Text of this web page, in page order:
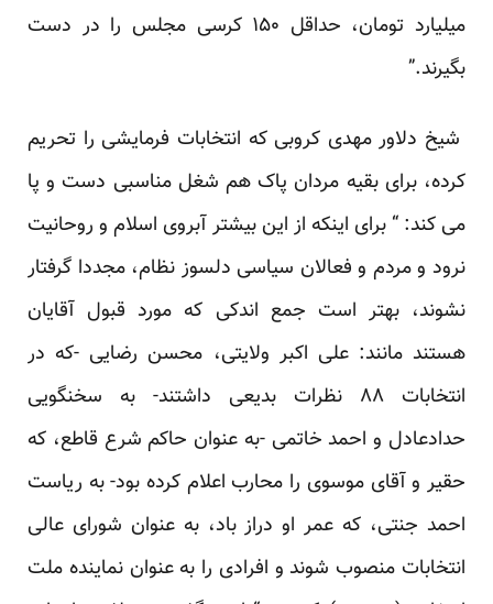
میلیارد تومان، حداقل ۱۵۰ کرسی مجلس را در دست
بگیرند.”
شیخ دلاور مهدی کروبی که انتخابات فرمایشی را تحریم
کرده، برای بقیه مردان پاک هم شغل مناسبی دست و پا
می کند: “ برای اینکه از این بیشتر آبروی اسلام و روحانیت
نرود و مردم و فعالان سیاسی دلسوز نظام، مجددا گرفتار
نشوند، بهتر است جمع اندکی که مورد قبول آقایان
هستند مانند: علی اکبر ولایتی، محسن رضایی -که در
انتخابات ۸۸ نظرات بدیعی داشتند- به سخنگویی
حدادعادل و احمد خاتمی -به عنوان حاکم شرع قاطع، که
حقیر و آقای موسوی را محارب اعلام کرده بود- به ریاست
احمد جنتی، که عمر او دراز باد، به عنوان شورای عالی
انتخابات منصوب شوند و افرادی را به عنوان نماینده ملت